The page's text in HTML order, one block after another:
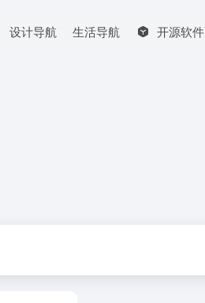
设计导航 生活导航 开源软件